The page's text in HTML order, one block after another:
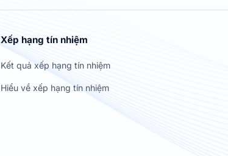
Xếp hạng tín nhiệm
Kết quả xếp hạng tín nhiệm
Hiểu về xếp hạng tín nhiệm